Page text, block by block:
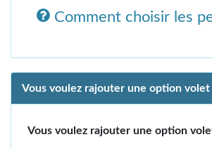
Comment choisir les
Vous voulez rajouter une option volet
Vous voulez rajouter une option